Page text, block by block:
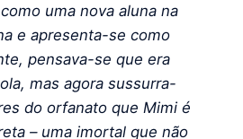
uma nova aluna na
e apresenta-se como
pensava-se que era
mas agora sussurra-
do orfanato que Mimi é
– uma imortal que não